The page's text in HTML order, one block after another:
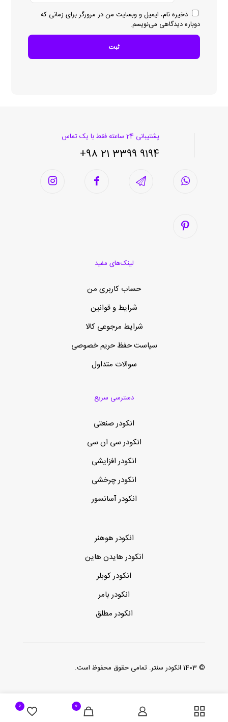
ذخیره نام، ایمیل و وبسایت من در مرورگر برای زمانی که
دوباره دیدگاهی می‌نویسم.
پشتیبانی 24 ساعته فقط با یک تماس
9194 3399 21 98+
لینک‌های مفید
حساب کاربری من
شرایط و قوانین
شرایط مرجوعی کالا
سیاست حفظ حریم خصوصی
سوالات متداول
دسترسی سریع
انکودر صنعتی
انکودر سی ان سی
انکودر افزایشی
انکودر چرخشی
انکودر آسانسور
انکودر هوهنر
انکودر هایدن هاین
انکودر کوبلر
انکودر بامر
انکودر مطلق
© 1403 انکودر سنتر. تمامی حقوق محفوظ است.
0
0